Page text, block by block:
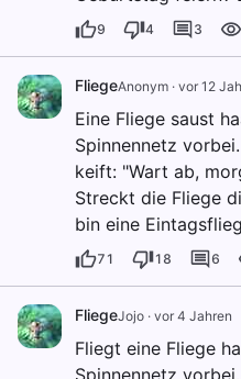
9 4 3
FliegeAnonym · vor 12
Eine Fliege saust
Spinnennetz
keift: "Wart ab,
Streckt die Fliege
bin eine
71 18 6
FliegeJojo · vor 4 Jahren
Fliegt eine Fliege